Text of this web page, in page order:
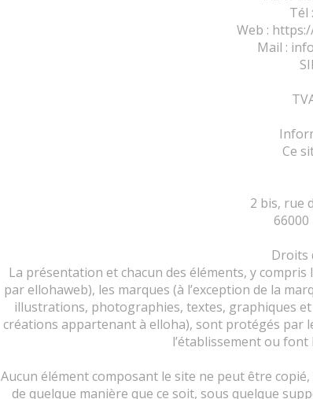
Tél
Web :
Mail :
Ce
2 bis, rue
66000
Droits
La présentation et chacun des éléments, y
par ellohaweb), les marques (à l’exception de la
illustrations, photographies, textes, graphiques
créations appartenant à elloha), sont protégés par
l’établissement ou
Aucun élément composant le site ne peut être
de quelque manière que ce soit, sous quelque